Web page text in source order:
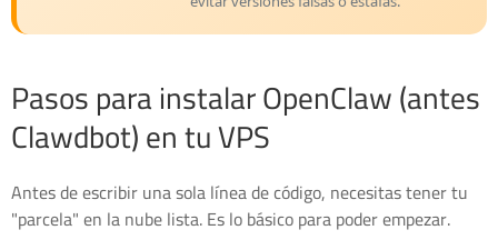
Pasos para instalar OpenClaw (antes
Clawdbot) en tu VPS
Antes de escribir una sola línea de código, necesitas tener tu
"parcela" en la nube lista. Es lo básico para poder empezar.